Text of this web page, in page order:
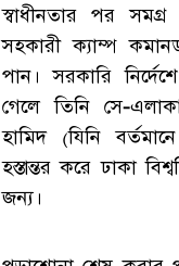
স্বাধীনতার পর
সহকারী ক্যাম্প
পান। সরকারি
গেলে তিনি সে-
হামিদ (যিনি
হস্তান্তর করে ঢাকা
জন্য।